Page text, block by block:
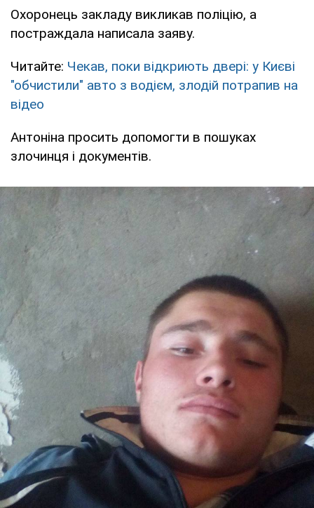
Охоронець закладу викликав поліцію, а
постраждала написала заяву.
Читайте: Чекав, поки відкриють двері: у Києві
"обчистили" авто з водієм, злодій потрапив на
відео
Антоніна просить допомогти в пошуках
злочинця і документів.